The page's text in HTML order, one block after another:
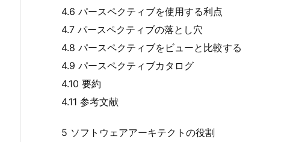
4.6 パースペクティブを使用する利点
4.7 パースペクティブの落とし穴
4.8 パースペクティブをビューと比較する
4.9 パースペクティブカタログ
4.10 要約
4.11 参考文献
5 ソフトウェアアーキテクトの役割